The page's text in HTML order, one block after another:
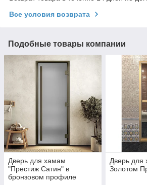
Все условия возврата
Подобные товары компании
Дверь для хамам
"Престиж Сатин" в
бронзовом профиле
Дверь для
Золотом